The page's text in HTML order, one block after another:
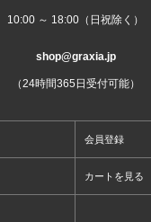
10:00 ～ 18:00（日祝除く）
shop@graxia.jp
（24時間365日受付可能）
会員登録
カートを見る